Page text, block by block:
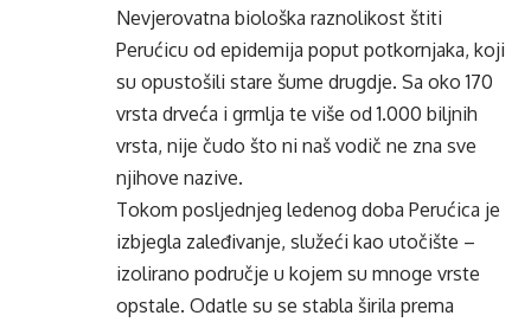
Nevjerovatna biološka raznolikost štiti
Perućicu od epidemija poput potkornjaka, koji
su opustošili stare šume drugdje. Sa oko 170
vrsta drveća i grmlja te više od 1.000 biljnih
vrsta, nije čudo što ni naš vodič ne zna sve
njihove nazive.
Tokom posljednjeg ledenog doba Perućica je
izbjegla zaleđivanje, služeći kao utočište –
izolirano područje u kojem su mnoge vrste
opstale. Odatle su se stabla širila prema